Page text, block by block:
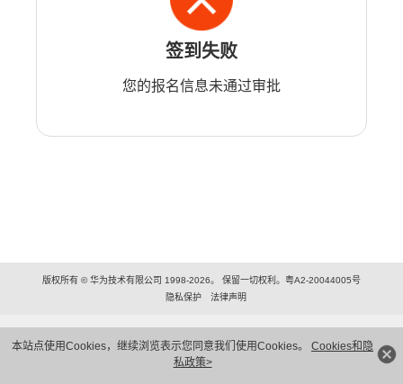
本站点使用Cookies，继续浏览表示您同意我们使用Cookies。 Cookies和隐
私政策>
签到失败
您的报名信息未通过审批
版权所有 © 华为技术有限公司 1998-2026。 保留一切权利。粤A2-20044005号
隐私保护
法律声明